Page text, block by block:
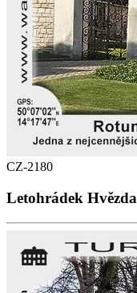
CZ-2180
Letohrádek Hvězda